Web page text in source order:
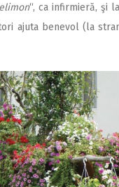
“, ca infirmieră, şi la
ajuta benevol (la